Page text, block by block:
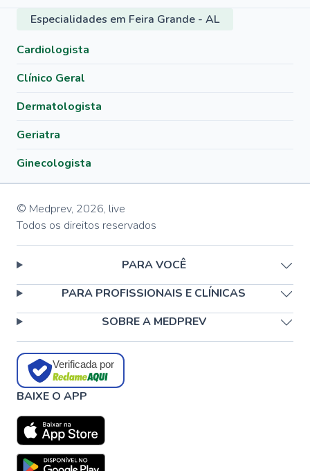
Especialidades em Feira Grande - AL
Cardiologista
Clínico Geral
Dermatologista
Geriatra
Ginecologista
© Medprev, 2026, live
Todos os direitos reservados
PARA VOCÊ
PARA PROFISSIONAIS E CLÍNICAS
SOBRE A MEDPREV
Verificada por
BAIXE O APP